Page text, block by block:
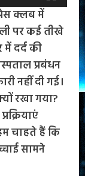
क्लब में
पर कई तीखे
दर्द की
प्रबंधन
नहीं दी गई।
रखा गया?
चाहते हैं कि
सामने